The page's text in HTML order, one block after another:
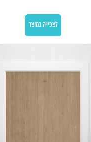
לצפייה במוצר